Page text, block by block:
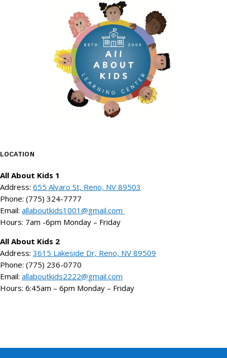
LOCATION
All About Kids 1
Address: 655 Alvaro St, Reno, NV 89503
Phone: (775) 324-7777
Email: allaboutkids1001@gmail.com
Hours: 7am -6pm Monday – Friday
All About Kids 2
Address: 3615 Lakeside Dr, Reno, NV 89509
Phone: (775) 236-0770
Email: allaboutkids2222@gmail.com
Hours: 6:45am – 6pm Monday – Friday